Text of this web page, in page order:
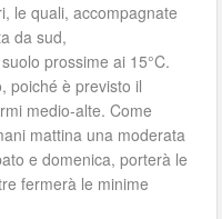
le quali, accompagnate
da sud,
prossime ai 15°C.
poiché è previsto il
medio-alte. Come
mattina una moderata
e domenica, porterà le
fermerà le minime